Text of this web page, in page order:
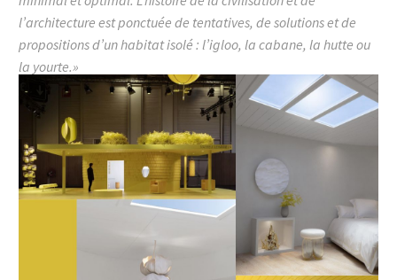
l’architecture est ponctuée de tentatives, de solutions et de
propositions d’un habitat isolé : l’igloo, la cabane, la hutte ou
la yourte.»